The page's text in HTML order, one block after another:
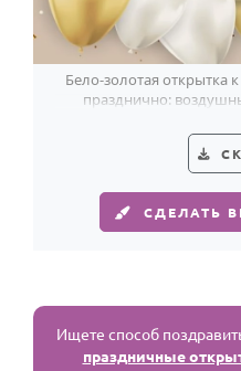
Бело-золотая открытка
празднично:
СДЕЛАТЬ
Ищете способ
праздничные